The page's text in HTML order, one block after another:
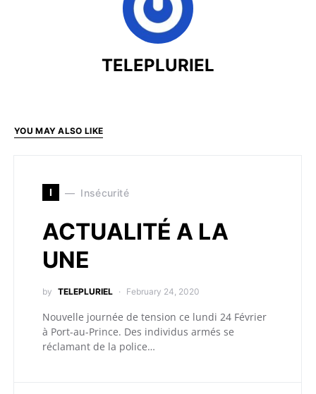
TELEPLURIEL
YOU MAY ALSO LIKE
I Insécurité
ACTUALITÉ A LA
UNE
by TELEPLURIEL February 24, 2020
Nouvelle journée de tension ce lundi 24 Février
à Port-au-Prince. Des individus armés se
réclamant de la police…